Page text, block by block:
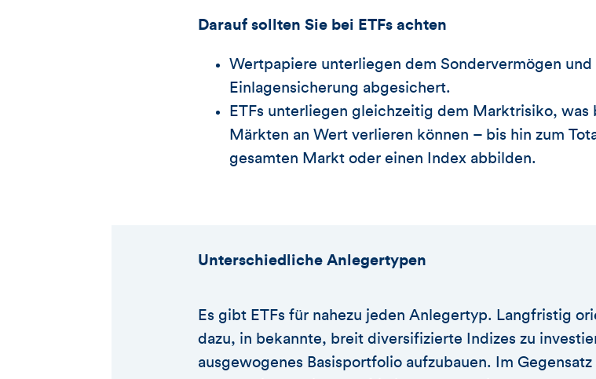
Darauf sollten Sie bei ETFs achten
Wertpapiere unterliegen dem Sondervermögen
Einlagensicherung abgesichert.
ETFs unterliegen gleichzeitig dem Marktrisiko,
Märkten an Wert verlieren können – bis hin zum
gesamten Markt oder einen Index abbilden.
Unterschiedliche Anlegertypen
Es gibt ETFs für nahezu jeden Anlegertyp. Langfristig
dazu, in bekannte, breit diversifizierte Indizes zu
ausgewogenes Basisportfolio aufzubauen. Im